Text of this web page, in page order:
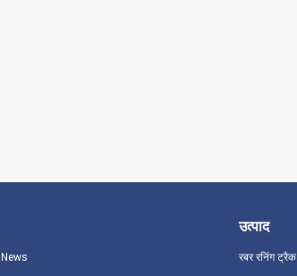
News
उत्पाद
रबर रनिंग ट्रैक